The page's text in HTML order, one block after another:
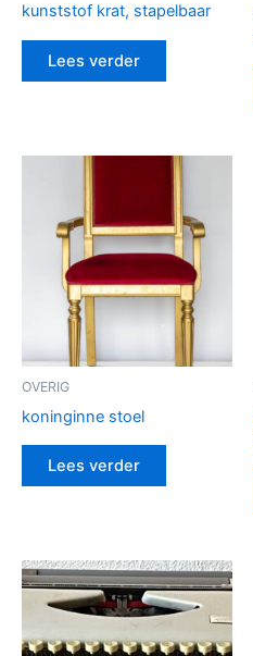
kunststof krat, stapelbaar
Lees verder
OVERIG
koninginne stoel
Lees verder